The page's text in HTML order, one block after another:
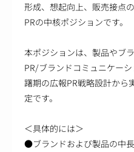
形成、想起向上、販売接点
PRの中核ポジションです。
本ポジションは、製品やブ
PR/ブランドコミュニケー
躇期の広報PR戦略設計から
定です。
＜具体的には＞
●ブランドおよび製品の中